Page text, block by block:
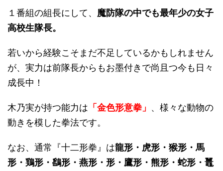
１番組の組長にして、 魔防隊の中でも最年少の女子
高校生隊長。
若いから経験こそまだ不足しているかもしれません
が、実力は前隊長からもお墨付きで尚且つ今も日々
成長中！
木乃実が持つ能力は 「金色形意拳」 、様々な動物の
動きを模した拳法です。
なお、通常『十二形拳』は龍形・虎形・猴形・馬
形・鶏形・鷂形・燕形・形・鷹形・熊形・蛇形・鼉